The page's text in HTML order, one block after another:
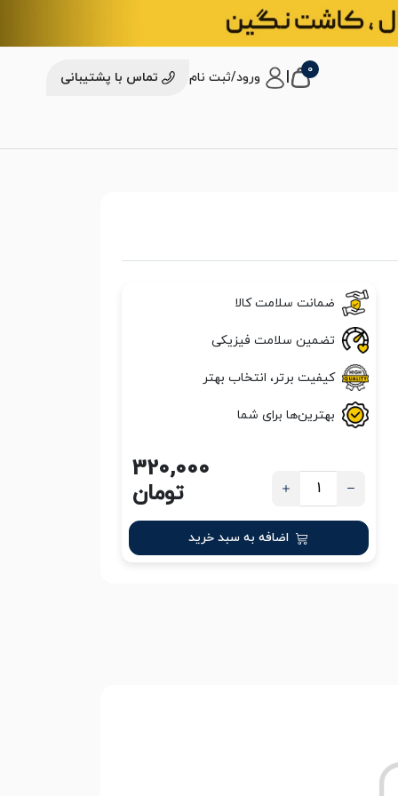
0 ورود/ثبت نام تماس با پشتیبانی
ضمانت سلامت کالا
تضمین سلامت فیزیکی
کیفیت برتر، انتخاب بهتر
بهترین‌ها برای شما
320,000
تومان
اضافه به سبد خرید